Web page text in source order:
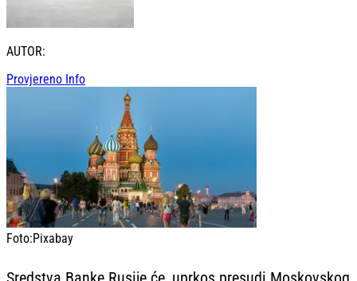
AUTOR:
Provjereno Info
Foto:Pixabay